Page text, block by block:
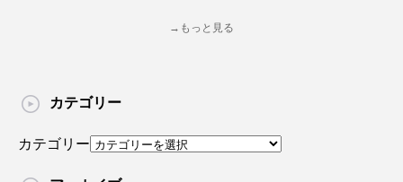
→もっと見る
カテゴリー
カテゴリー